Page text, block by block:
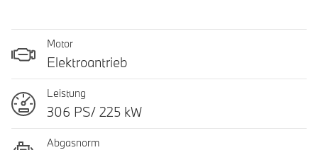
Motor
Elektroantrieb
Leistung
306 PS/ 225 kW
Abgasnorm